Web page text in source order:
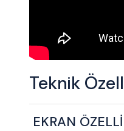
Teknik
EKRAN